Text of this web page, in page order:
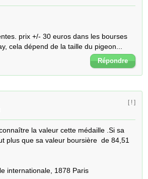
prix +/- 30 euros dans les bourses
cela dépend de la taille du pigeon...
Répondre
[ ! ]
la valeur cette médaille .Si sa
plus que sa valeur boursière  de 84,51
internationale, 1878 Paris